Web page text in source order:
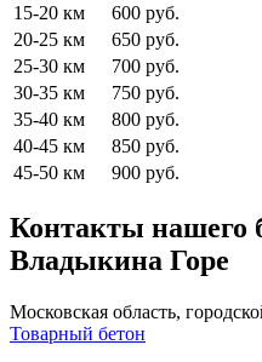
15-20 км
600 руб.
20-25 км
650 руб.
25-30 км
700 руб.
30-35 км
750 руб.
35-40 км
800 руб.
40-45 км
850 руб.
45-50 км
900 руб.
Контакты нашего
Владыкина Горе
Московская область,
Товарный бетон